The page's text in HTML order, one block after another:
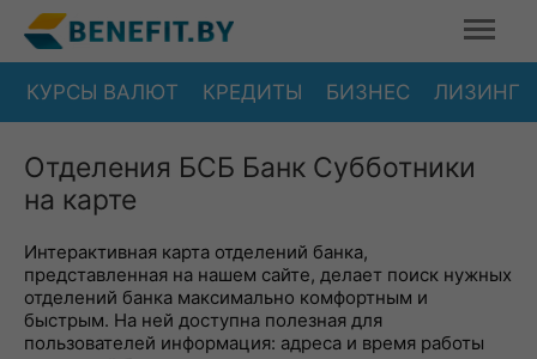
КУРСЫ ВАЛЮТ КРЕДИТЫ БИЗНЕС ЛИЗИНГ
Отделения БСБ Банк Субботники
на карте
Интерактивная карта отделений банка,
представленная на нашем сайте, делает поиск нужных
отделений банка максимально комфортным и
быстрым. На ней доступна полезная для
пользователей информация: адреса и время работы